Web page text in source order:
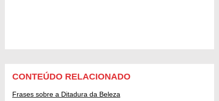
CONTEÚDO RELACIONADO
Frases sobre a Ditadura da Beleza